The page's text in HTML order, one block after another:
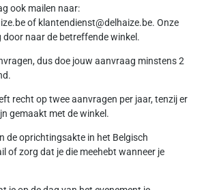
ook mailen naar:
of klantendienst@delhaize.be. Onze
naar de betreffende winkel.
dus doe jouw aanvraag minstens 2
recht op twee aanvragen per jaar, tenzij er
gemaakt met de winkel.
de oprichtingsakte in het Belgisch
of zorg dat je die meehebt wanneer je